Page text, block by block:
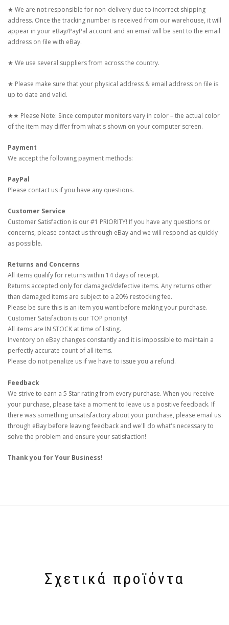
★ We are not responsible for non-delivery due to incorrect shipping
address. Once the tracking number is received from our warehouse, it will
appear in your eBay/PayPal account and an email will be sent to the email
address on file with eBay.
★ We use several suppliers from across the country.
★ Please make sure that your physical address & email address on file is
up to date and valid.
★★ Please Note: Since computer monitors vary in color – the actual color
of the item may differ from what's shown on your computer screen.
Payment
We accept the following payment methods:
PayPal
Please contact us if you have any questions.
Customer Service
Customer Satisfaction is our #1 PRIORITY! If you have any questions or
concerns, please contact us through eBay and we will respond as quickly
as possible.
Returns and Concerns
All items qualify for returns within 14 days of receipt.
Returns accepted only for damaged/defective items. Any returns other
than damaged items are subject to a 20% restocking fee.
Please be sure this is an item you want before making your purchase.
Customer Satisfaction is our TOP priority!
All items are IN STOCK at time of listing.
Inventory on eBay changes constantly and it is impossible to maintain a
perfectly accurate count of all items.
Please do not penalize us if we have to issue you a refund.
Feedback
We strive to earn a 5 Star rating from every purchase. When you receive
your purchase, please take a moment to leave us a positive feedback. If
there was something unsatisfactory about your purchase, please email us
through eBay before leaving feedback and we'll do what's necessary to
solve the problem and ensure your satisfaction!
Thank you for Your Business!
Σχετικά προϊόντα